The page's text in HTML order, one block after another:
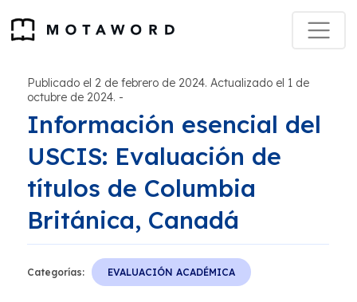
Publicado el 2 de febrero de 2024. Actualizado el 1 de
octubre de 2024. -
Información esencial del
USCIS: Evaluación de
títulos de Columbia
Británica, Canadá
Categorías: EVALUACIÓN ACADÉMICA